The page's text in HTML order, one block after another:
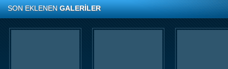
SON EKLENENGALERİLER